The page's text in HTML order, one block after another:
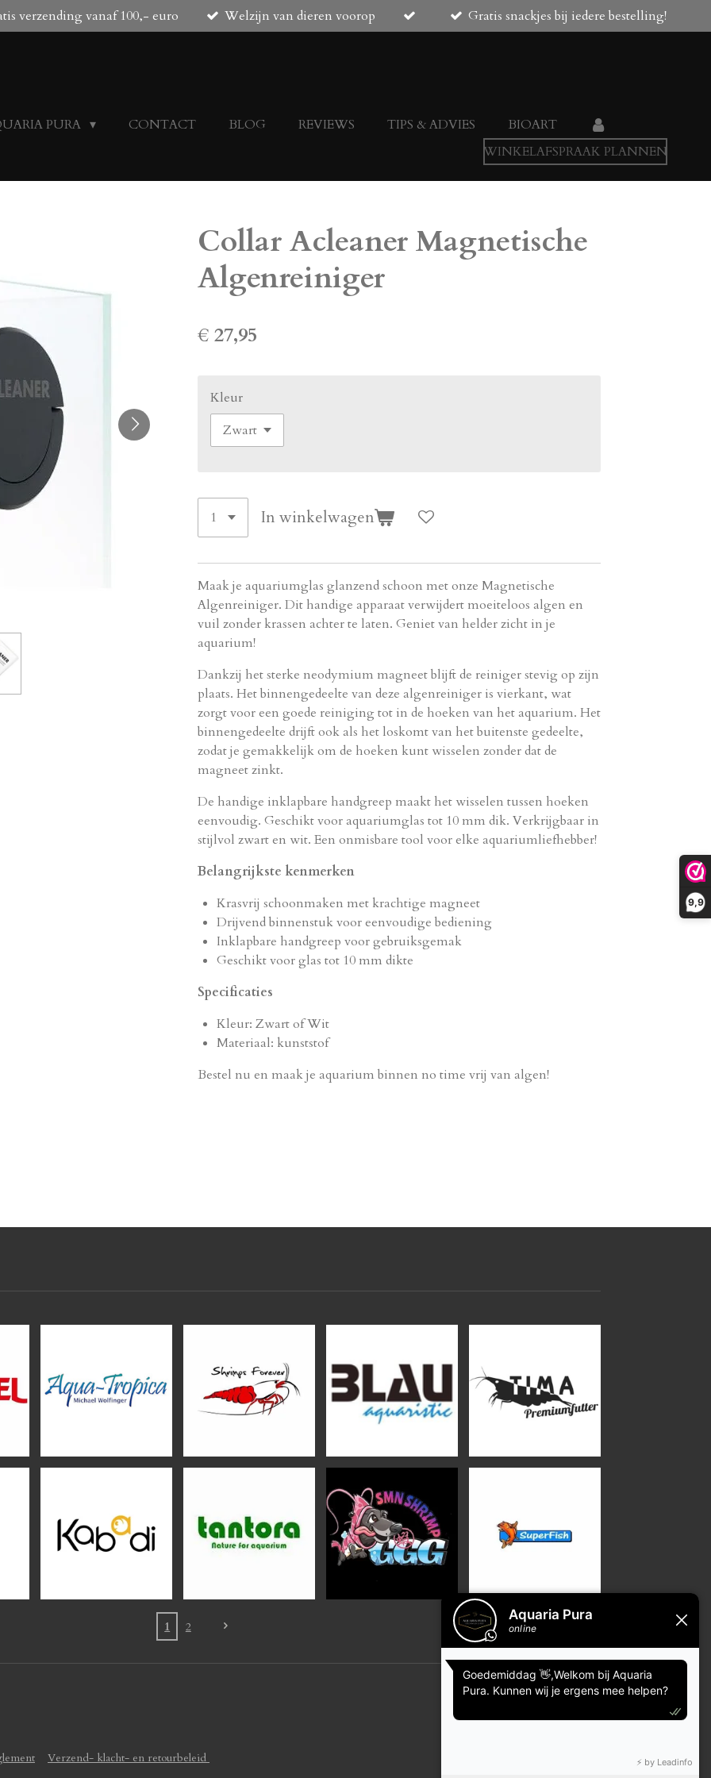
9,9
verzending vanaf 100,- euro Welzijn van dieren voorop Gratis snackjes bij iedere bestelling!
PURA CONTACT BLOG REVIEWS TIPS & ADVIES
BIOART
WINKELAFSPRAAK PLANNEN
Collar Acleaner Magnetische
Algenreiniger
€ 27,95
Kleur
In winkelwagen
Maak je aquariumglas glanzend schoon met onze Magnetische
Algenreiniger. Dit handige apparaat verwijdert moeiteloos algen en
vuil zonder krassen achter te laten. Geniet van helder zicht in je
aquarium!
Dankzij het sterke neodymium magneet blijft de reiniger stevig op zijn
plaats. Het binnengedeelte van deze algenreiniger is vierkant, wat
zorgt voor een goede reiniging tot in de hoeken van het aquarium. Het
binnengedeelte drijft ook als het loskomt van het buitenste gedeelte,
zodat je gemakkelijk om de hoeken kunt wisselen zonder dat de
magneet zinkt.
De handige inklapbare handgreep maakt het wisselen tussen hoeken
eenvoudig. Geschikt voor aquariumglas tot 10 mm dik. Verkrijgbaar in
stijlvol zwart en wit. Een onmisbare tool voor elke aquariumliefhebber!
Belangrijkste kenmerken
Krasvrij schoonmaken met krachtige magneet
Drijvend binnenstuk voor eenvoudige bediening
Inklapbare handgreep voor gebruiksgemak
Geschikt voor glas tot 10 mm dikte
Specificaties
Kleur: Zwart of Wit
Materiaal: kunststof
Bestel nu en maak je aquarium binnen no time vrij van algen!
1 2
Verzend- klacht- en retourbeleid